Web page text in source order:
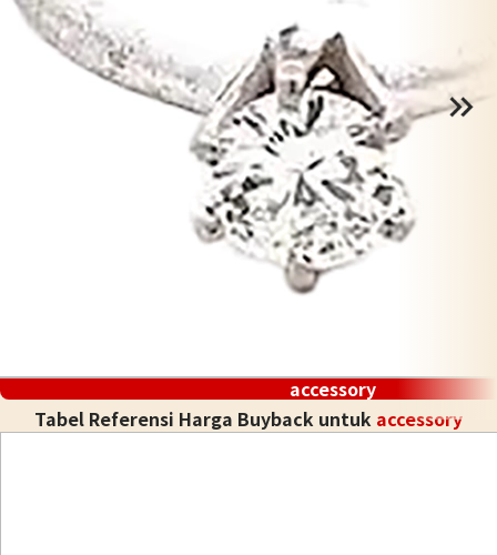
accessory
Tabel Referensi Harga Buyback untuk accessory